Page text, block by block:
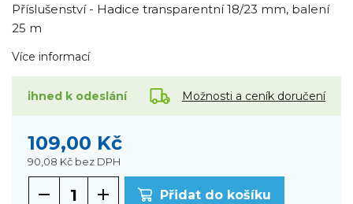
Příslušenství - Hadice transparentní 18/23 mm, balení
25 m
Více informací
ihned k odeslání Možnosti a ceník doručení
109,00 Kč
90,08 Kč bez DPH
Přidat do košíku